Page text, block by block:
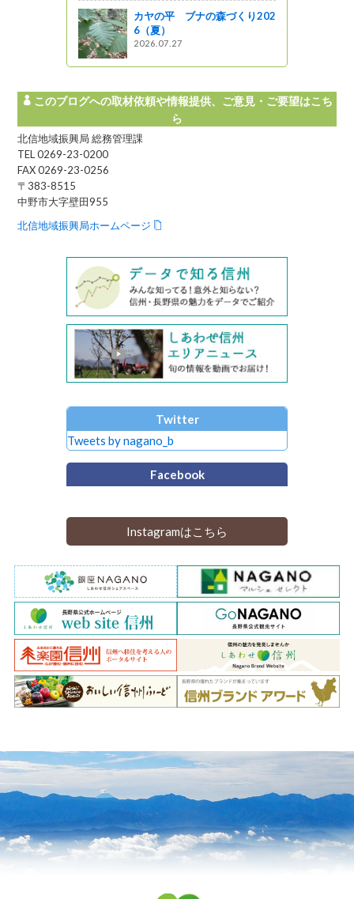
カヤの平 ブナの森づくり202
6（夏）
2026.07.27
このブログへの取材依頼や情報提供、ご意見・ご要望はこち
ら
北信地域振興局 総務管理課
TEL 0269-23-0200
FAX 0269-23-0256
〒383-8515
中野市大字壁田955
北信地域振興局ホームページ
Twitter
Tweets by nagano_b
Facebook
Instagramはこちら